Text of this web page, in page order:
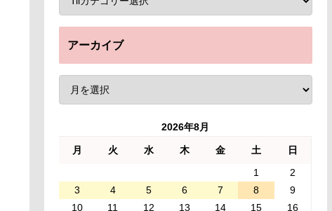
アーカイブ
2026年8月
月 火 水 木 金 土
日
1
2
3
4 5 6 7 8
9
10
11 12 13 14 15
16